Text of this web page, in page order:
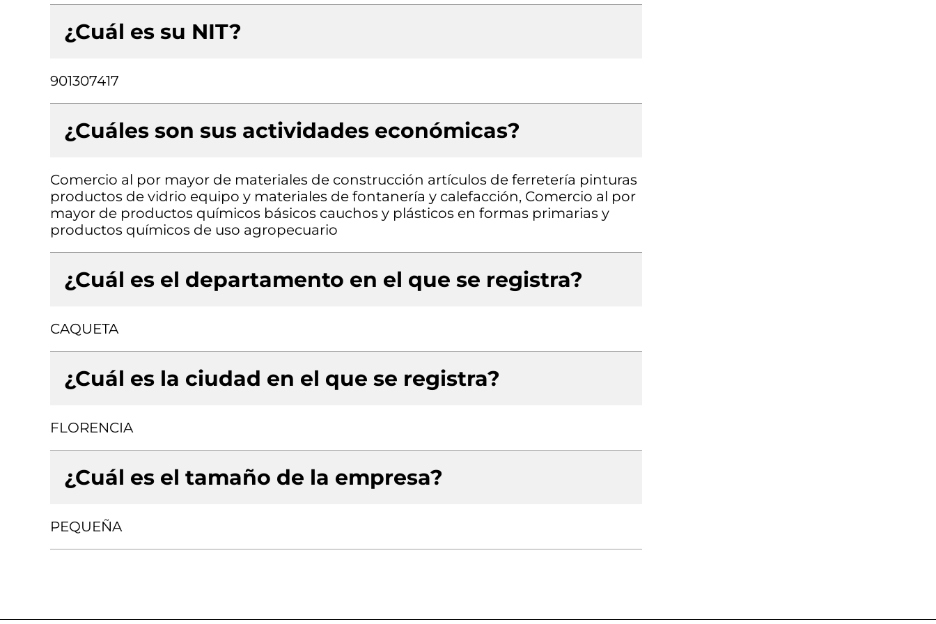
¿Cuál es su NIT?
901307417
¿Cuáles son sus actividades económicas?
Comercio al por mayor de materiales de construcción artículos de ferretería pinturas
productos de vidrio equipo y materiales de fontanería y calefacción, Comercio al por
mayor de productos químicos básicos cauchos y plásticos en formas primarias y
productos químicos de uso agropecuario
¿Cuál es el departamento en el que se registra?
CAQUETA
¿Cuál es la ciudad en el que se registra?
FLORENCIA
¿Cuál es el tamaño de la empresa?
PEQUEÑA